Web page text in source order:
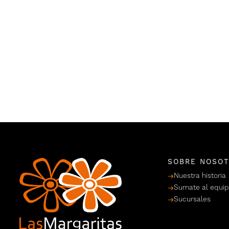
SOBRE
Nuestra historia
Sumate al
Sucursales